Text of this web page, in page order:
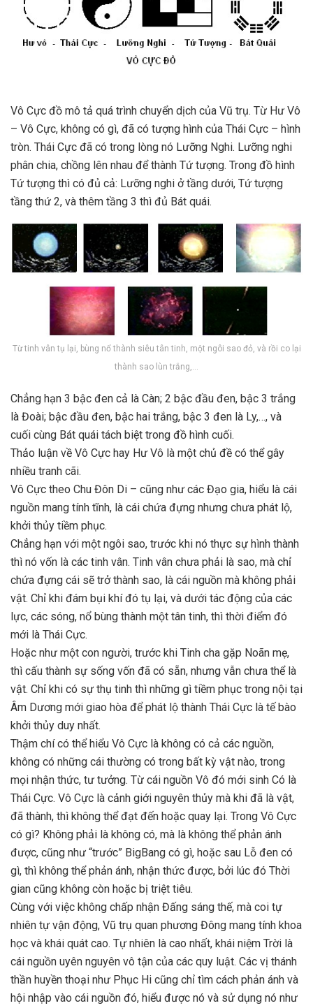
Vô Cực đồ mô tả quá trình chuyển dịch của Vũ trụ. Từ Hư Vô
– Vô Cực, không có gì, đã có tượng hình của Thái Cực – hình
tròn. Thái Cực đã có trong lòng nó Lưỡng Nghi. Lưỡng nghi
phân chia, chồng lên nhau để thành Tứ tượng. Trong đồ hình
Tứ tượng thì có đủ cả: Lưỡng nghi ở tầng dưới, Tứ tượng
tầng thứ 2, và thêm tầng 3 thì đủ Bát quái.
Từ tinh vân tụ lại, bùng nổ thành siêu tân tinh, một ngôi sao đỏ, và rồi co lại
thành sao lùn trắng,…
Chẳng hạn 3 bậc đen cả là Càn; 2 bậc đầu đen, bậc 3 trắng
là Đoài; bậc đầu đen, bậc hai trắng, bậc 3 đen là Ly,…, và
cuối cùng Bát quái tách biệt trong đồ hình cuối.
Thảo luận về Vô Cực hay Hư Vô là một chủ đề có thể gây
nhiều tranh cãi.
Vô Cực theo Chu Đôn Di – cũng như các Đạo gia, hiểu là cái
nguồn mang tính tĩnh, là cái chứa đựng nhưng chưa phát lộ,
khởi thủy tiềm phục.
Chẳng hạn với một ngôi sao, trước khi nó thực sự hình thành
thì nó vốn là các tinh vân. Tinh vân chưa phải là sao, mà chỉ
chứa đựng cái sẽ trở thành sao, là cái nguồn mà không phải
vật. Chỉ khi đám bụi khí đó tụ lại, và dưới tác động của các
lực, các sóng, nổ bùng thành một tân tinh, thì thời điểm đó
mới là Thái Cực.
Hoặc như một con người, trước khi Tinh cha gặp Noãn mẹ,
thì cấu thành sự sống vốn đã có sẵn, nhưng vẫn chưa thể là
vật. Chỉ khi có sự thụ tinh thì những gì tiềm phục trong nội tại
Âm Dương mới giao hòa để phát lộ thành Thái Cực là tế bào
khởi thủy duy nhất.
Thậm chí có thể hiểu Vô Cực là không có cả các nguồn,
không có những cái thường có trong bất kỳ vật nào, trong
mọi nhận thức, tư tưởng. Từ cái nguồn Vô đó mới sinh Có là
Thái Cực. Vô Cực là cảnh giới nguyên thủy mà khi đã là vật,
đã thành, thì không thể đạt đến hoặc quay lại. Trong Vô Cực
có gì? Không phải là không có, mà là không thể phản ánh
được, cũng như “trước” BigBang có gì, hoặc sau Lỗ đen có
gì, thì không thể phản ánh, nhận thức được, bởi lúc đó Thời
gian cũng không còn hoặc bị triệt tiêu.
Cùng với việc không chấp nhận Đấng sáng thế, mà coi tự
nhiên tự vận động, Vũ trụ quan phương Đông mang tính khoa
học và khái quát cao. Tự nhiên là cao nhất, khái niệm Trời là
cái nguồn uyên nguyên vô tận của các quy luật. Các vị thánh
thần huyền thoại như Phục Hi cũng chỉ tìm cách phản ánh và
hội nhập vào cái nguồn đó, hiểu được nó và sử dụng nó như